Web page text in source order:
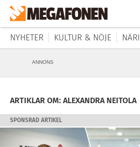
NYHETER KULTUR & NÖJE
ANNONS
ARTIKLAR OM: ALEXANDRA NEITOLA
SPONSRAD ARTIKEL